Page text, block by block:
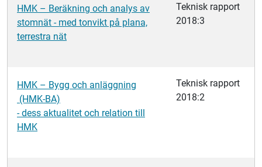
HMK – Beräkning och analys av
stomnät - med tonvikt på plana,
terrestra nät
Teknisk rapport
2018:3
HMK – Bygg och anläggning
(HMK-BA)
- dess aktualitet och relation till
HMK
Teknisk rapport
2018:2